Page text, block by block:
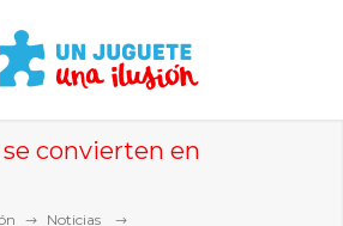
convierten en
Noticias